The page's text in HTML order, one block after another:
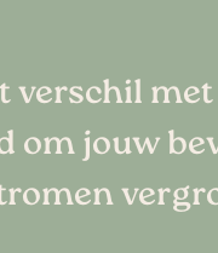
verschil
om jouw